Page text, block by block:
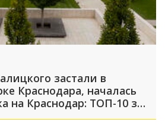
застали в
Краснодара, началась
на Краснодар: ТОП-10 за